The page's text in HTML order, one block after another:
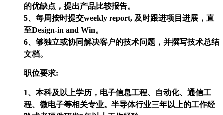
的优缺点，提出产品比较报告。
5、每周按时提交weekly report, 及时跟进项目进展，直
至Design-in and Win。
6、够独立或协同解决客户的技术问题，并撰写技术总结
文档。
职位要求:
1、本科及以上学历，电子信息工程、自动化、通信工
程、微电子等相关专业。半导体行业三年以上的工作经